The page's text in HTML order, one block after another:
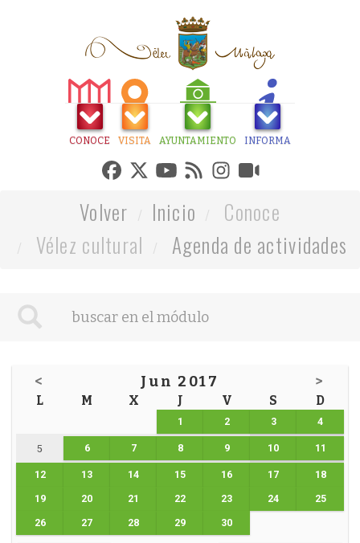
CONOCE VISITA AYUNTAMIENTO INFORMA
Volver Inicio
Conoce
Vélez cultural
Agenda de actividades
< Jun 2017 >
L M X J V S D
1 2 3 4
5 6 7 8 9 10 11
12 13 14 15 16 17 18
19 20 21 22 23 24 25
26 27 28 29 30